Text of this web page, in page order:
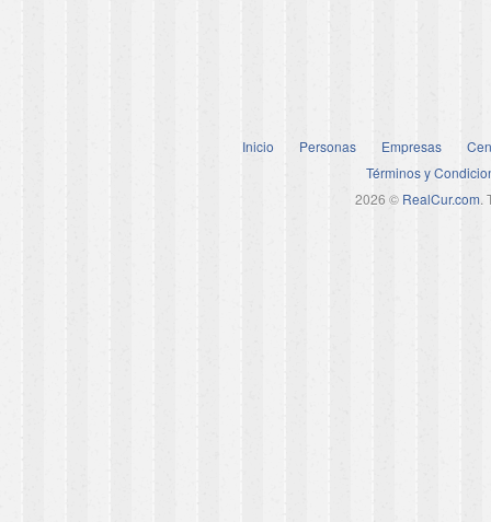
Inicio Personas Empresas
Términos y
2026 © RealCur.com.